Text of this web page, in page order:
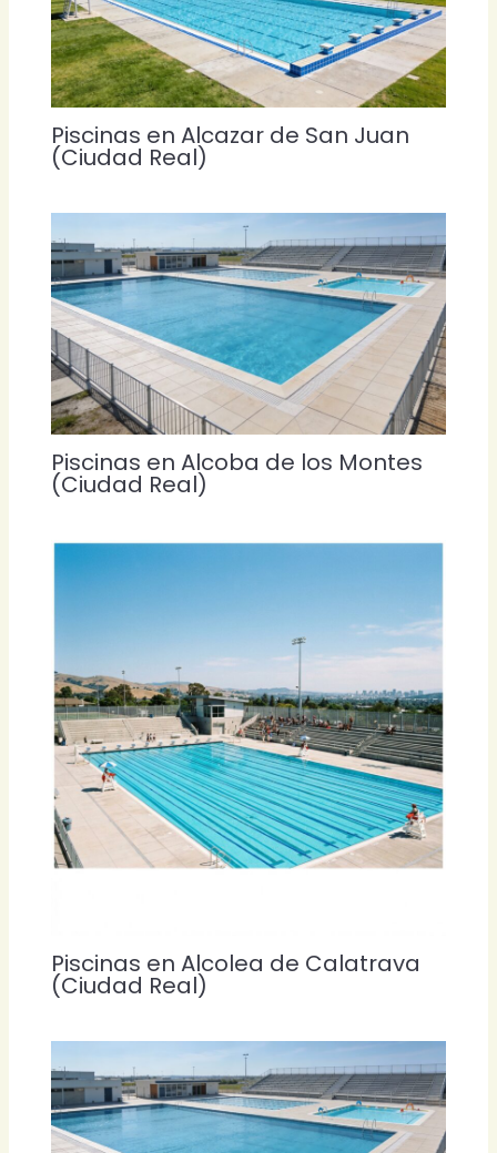
Piscinas en Alcazar de San Juan
(Ciudad Real)
Piscinas en Alcoba de los Montes
(Ciudad Real)
Piscinas en Alcolea de Calatrava
(Ciudad Real)